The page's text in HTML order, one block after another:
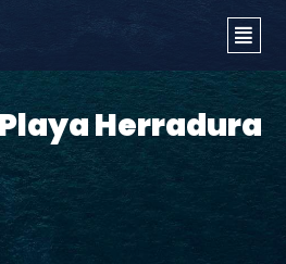
Herradura